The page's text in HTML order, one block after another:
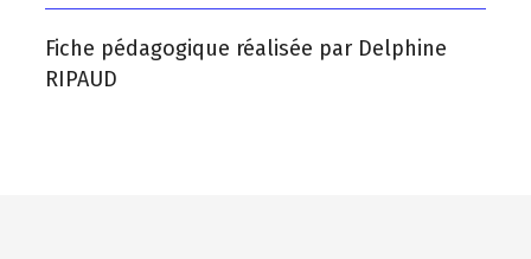
Fiche pédagogique réalisée par Delphine
RIPAUD